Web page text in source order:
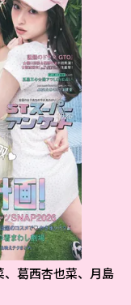
葛西杏也菜、月島